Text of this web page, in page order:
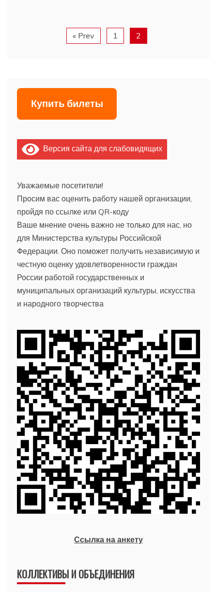
« Prev 1 2
Купить билеты
Версия сайта для слабовидящих
Уважаемые посетители!
Просим вас оценить работу нашей организации,
пройдя по ссылке или QR-коду
Ваше мнение очень важно не только для нас, но
для Министерства культуры Российской
Федерации. Оно поможет получить независимую и
честную оценку удовлетворенности граждан
России работой государственных и
муниципальных организаций культуры, искусства
и народного творчества
Ссылка на анкету
КОЛЛЕКТИВЫ И ОБЪЕДИНЕНИЯ